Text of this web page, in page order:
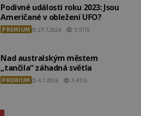
Podivné události roku 2023: Jsou
Američané v obležení UFO?
PREMIUM 27.7.2026 3.5TIS
Nad australským městem
„tančila“ záhadná světla
PREMIUM 4.7.2026 3.4TIS